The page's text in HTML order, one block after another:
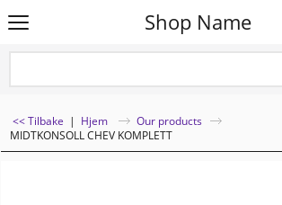
Shop Name
<< Tilbake | Hjem
Our products
MIDTKONSOLL CHEV KOMPLETT